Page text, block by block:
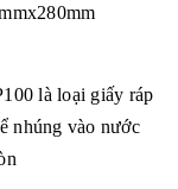
là loại giấy ráp
nhúng vào nước